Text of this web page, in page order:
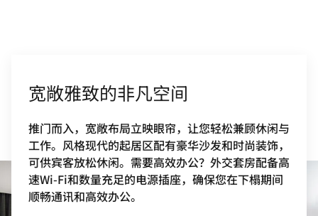
宽敞雅致的非凡空间
推门而入，宽敞布局立映眼帘，让您轻松兼顾休闲与
工作。风格现代的起居区配有豪华沙发和时尚装饰，
可供宾客放松休闲。需要高效办公？外交套房配备高
速Wi-Fi和数量充足的电源插座，确保您在下榻期间
顺畅通讯和高效办公。